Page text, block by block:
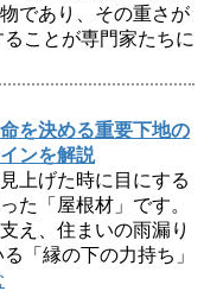
であり、その重さが
ことが専門家たちに
を決める重要下地の
ンを解説
上げた時に目にする
た「屋根材」です。
え、住まいの雨漏り
「縁の下の力持ち」